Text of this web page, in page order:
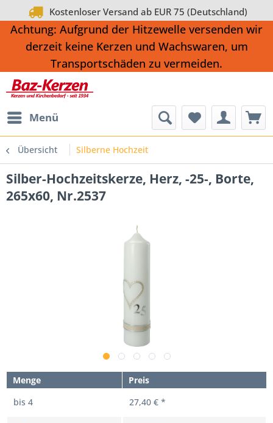
Kostenloser Versand ab EUR 75 (Deutschland)
Achtung: Aufgrund der Hitzewelle versenden wir
derzeit keine Kerzen und Wachswaren, um
Transportschäden zu vermeiden.
Menü
Übersicht Silberne Hochzeit
Silber-Hochzeitskerze, Herz, -25-, Borte,
265x60, Nr.2537
Menge
Preis
bis 4 27,40 € *